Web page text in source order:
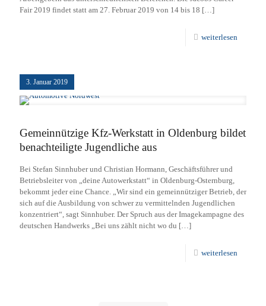
Fair 2019 findet statt am 27. Februar 2019 von 14 bis 18 […]
weiterlesen
3. Januar 2019
Gemeinnützige Kfz-Werkstatt in Oldenburg bildet
benachteiligte Jugendliche aus
Bei Stefan Sinnhuber und Christian Hormann, Geschäftsführer und
Betriebsleiter von „deine Autowerkstatt“ in Oldenburg-Osternburg,
bekommt jeder eine Chance. „Wir sind ein gemeinnütziger Betrieb, der
sich auf die Ausbildung von schwer zu vermittelnden Jugendlichen
konzentriert“, sagt Sinnhuber. Der Spruch aus der Imagekampagne des
deutschen Handwerks „Bei uns zählt nicht wo du […]
weiterlesen